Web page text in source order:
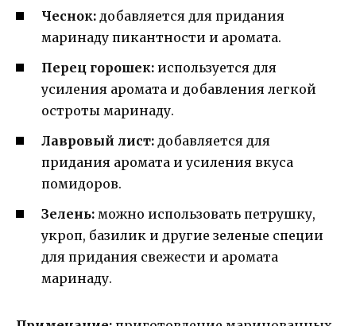
Чеснок: добавляется для придания
маринаду пикантности и аромата.
Перец горошек: используется для
усиления аромата и добавления легкой
остроты маринаду.
Лавровый лист: добавляется для
придания аромата и усиления вкуса
помидоров.
Зелень: можно использовать петрушку,
укроп, базилик и другие зеленые специи
для придания свежести и аромата
маринаду.